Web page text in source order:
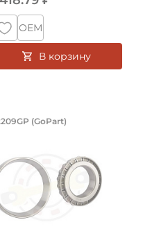
ОЕМ
В корзину
(27х75) мм,
(GoPart)